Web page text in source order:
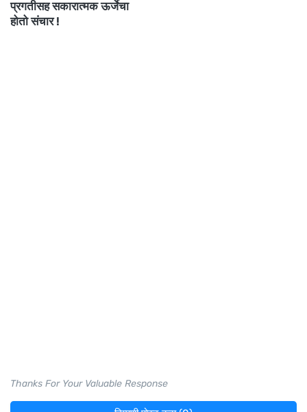
प्रगतीसह सकारात्मक ऊर्जेचा
होतो संचार !
Thanks For Your Valuable Response